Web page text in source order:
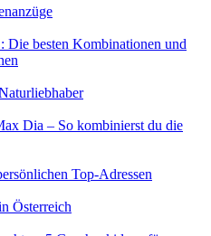
Die besten Kombinationen und
Dia – So kombinierst du die
Top-Adressen
Österreich